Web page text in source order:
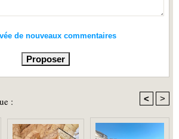
de nouveaux commentaires
: < >